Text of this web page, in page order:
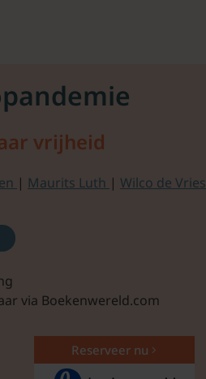
vrijheid
| Maurits Luth | Wilco de Vries
via Boekenwereld.com
Reserveer nu